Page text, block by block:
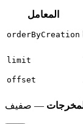
المعامل
orderByCreation
limit
offset